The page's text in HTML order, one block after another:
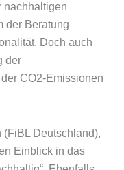
nachhaltigen
der Beratung
Doch auch
der
CO2-Emissionen
(FiBL Deutschland),
Einblick in das